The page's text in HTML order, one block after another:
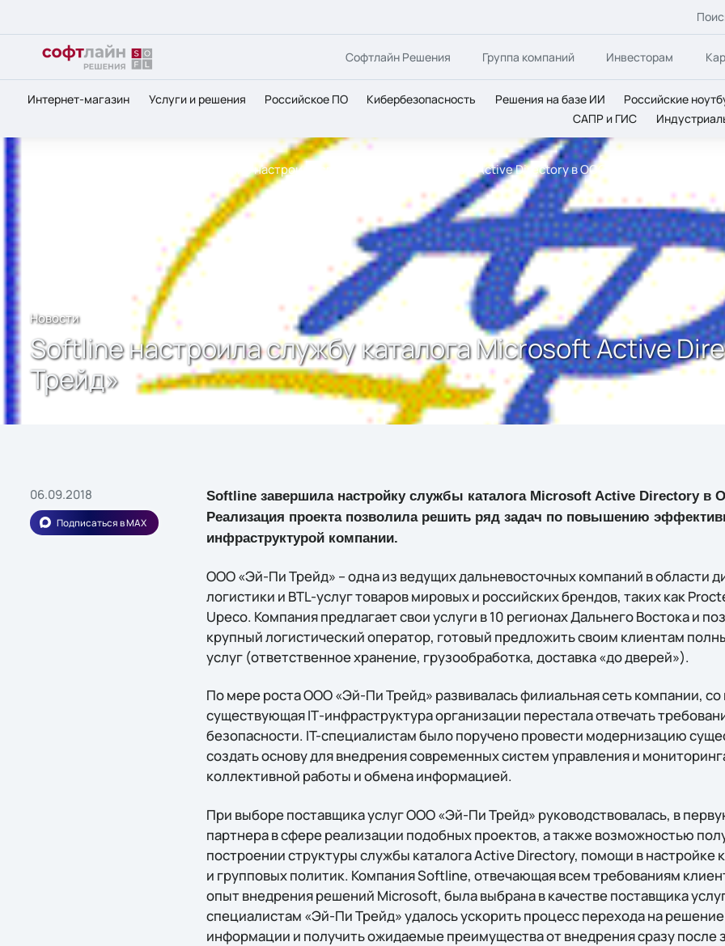
Софтлайн Решения Группа компаний Инвесторам
Интернет-магазин Услуги и решения Российское ПО Кибербезопасность Решения на базе ИИ Российские
САПР и ГИС
Softline настроила службу каталога Microsoft Active Directory в ООО «Эй-Пи Трейд»
Новости
Softline настроила службу каталога Microsoft Active
Трейд»
06.09.2018
Подписаться в MAX
Softline завершила настройку службы каталога Microsoft Active Directory в
Реализация проекта позволила решить ряд задач по повышению
инфраструктурой компании.
ООО «Эй-Пи Трейд» – одна из ведущих дальневосточных компаний в области
логистики и BTL-услуг товаров мировых и российских брендов, таких как
Upeco. Компания предлагает свои услуги в 10 регионах Дальнего Востока и
крупный логистический оператор, готовый предложить своим клиентам
услуг (ответственное хранение, грузообработка, доставка «до дверей»).
По мере роста ООО «Эй-Пи Трейд» развивалась филиальная сеть компании,
существующая IТ-инфраструктура организации перестала отвечать
безопасности. IT-специалистам было поручено провести модернизацию
создать основу для внедрения современных систем управления и
коллективной работы и обмена информацией.
При выборе поставщика услуг ООО «Эй-Пи Трейд» руководствовалась, в
партнера в сфере реализации подобных проектов, а также возможностью
построении структуры службы каталога Active Directory, помощи в настройке
и групповых политик. Компания Softline, отвечающая всем требованиям
опыт внедрения решений Microsoft, была выбрана в качестве поставщика
специалистам «Эй-Пи Трейд» удалось ускорить процесс перехода на
информации и получить ожидаемые преимущества от внедрения сразу после